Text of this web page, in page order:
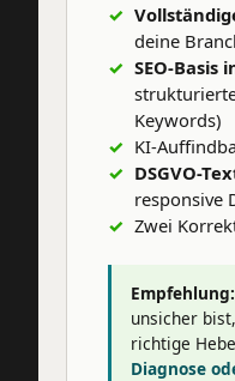
deine
SEO-Basis
Keywords)
KI-
DSGVO-
responsive
Zwei
Empfehlung:
unsicher
richtige
Diagnose